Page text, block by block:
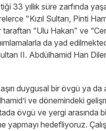
33 yıllık süre zarfında
"Kızıl Sultan, Pinti
“Ulu Hakan” ve
da yad
II. Abdülhamid Han
duygusal bir övgü ya da
ve dönemindeki
övgü ve yergi arasında
hedefliyoruz.